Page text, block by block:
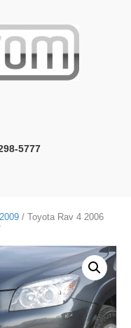
5777
/ Toyota Rav 4 2006